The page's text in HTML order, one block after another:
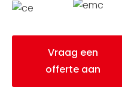
Vraag een
offerte aan